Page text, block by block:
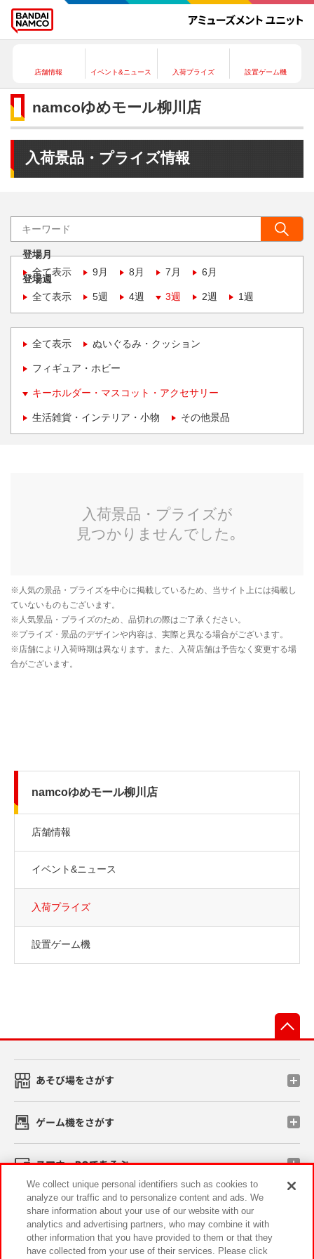
店舗情報 イベント&ニュース 入荷プライズ 設置ゲーム機
namcoゆめモール柳川店
入荷景品・プライズ情報
登場月
全て表示
9月 8月 7月 6月
登場週
全て表示
5週 4週 3週 2週 1週
全て表示 ぬいぐるみ・クッション
フィギュア・ホビー
キーホルダー・マスコット・アクセサリー
生活雑貨・インテリア・小物 その他景品
namcoゆめモール柳川店
店舗情報
イベント&ニュース
入荷プライズ
設置ゲーム機
あそび場をさがす
ゲーム機をさがす
スマホ・PCであそぶ
イベント・キャンペーン
We collect unique personal identifiers such as cookies to
analyze our traffic and to personalize content and ads. We
share information about your use of our website with our
analytics and advertising partners, who may combine it with
other information that you have provided to them or that they
have collected from your use of their services. Please click